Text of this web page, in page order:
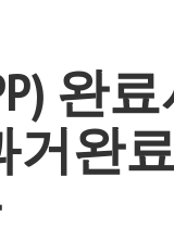
완
거완